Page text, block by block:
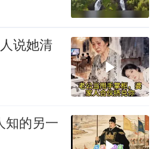
说她清
知的另一